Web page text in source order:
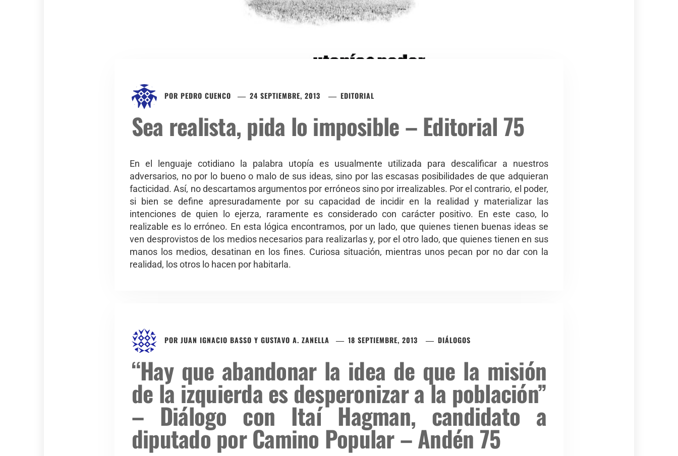
POR PEDRO CUENCO 24 SEPTIEMBRE, 2013 EDITORIAL
Sea realista, pida lo imposible – Editorial 75
En el lenguaje cotidiano la palabra utopía es usualmente utilizada para descalificar a nuestros
adversarios, no por lo bueno o malo de sus ideas, sino por las escasas posibilidades de que adquieran
facticidad. Así, no descartamos argumentos por erróneos sino por irrealizables. Por el contrario, el poder,
si bien se define apresuradamente por su capacidad de incidir en la realidad y materializar las
intenciones de quien lo ejerza, raramente es considerado con carácter positivo. En este caso, lo
realizable es lo erróneo. En esta lógica encontramos, por un lado, que quienes tienen buenas ideas se
ven desprovistos de los medios necesarios para realizarlas y, por el otro lado, que quienes tienen en sus
manos los medios, desatinan en los fines. Curiosa situación, mientras unos pecan por no dar con la
realidad, los otros lo hacen por habitarla.
POR JUAN IGNACIO BASSO Y GUSTAVO A. ZANELLA 18 SEPTIEMBRE, 2013 DIÁLOGOS
“Hay que abandonar la idea de que la misión
de la izquierda es desperonizar a la población”
– Diálogo con Itaí Hagman, candidato a
diputado por Camino Popular – Andén 75